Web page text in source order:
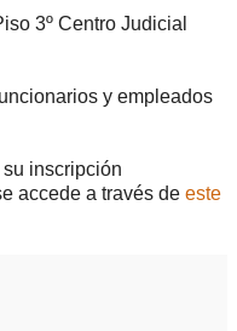
3º Centro Judicial
y empleados
inscripción
accede a través de este